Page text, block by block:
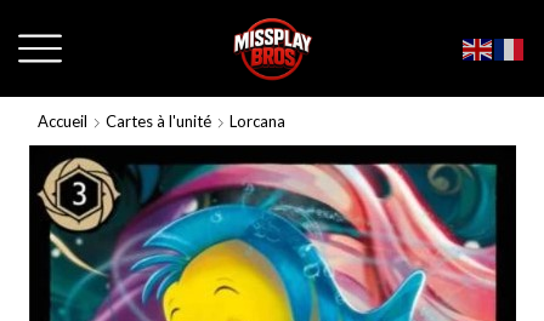
Accueil Cartes à l'unité Lorcana